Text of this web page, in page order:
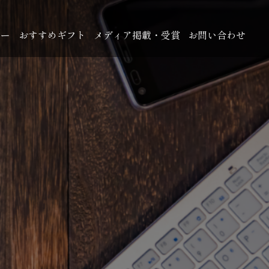
おすすめギフト メディア掲載・受賞 お問い合わせ